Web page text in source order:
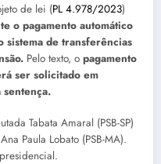
de lei (PL 4.978/2023)
o pagamento automático
sistema de transferências
Pelo texto, o pagamento
ser solicitado em
Tabata Amaral (PSB-SP)
Paula Lobato (PSB-MA).